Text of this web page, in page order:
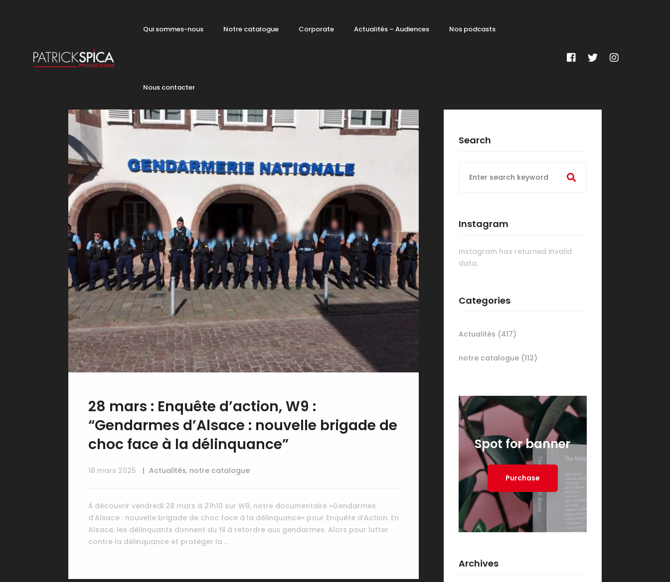
Qui sommes-nous Notre catalogue Corporate Actualités – Audiences Nos podcasts
Nous contacter
28 mars : Enquête d’action, W9 :
“Gendarmes d’Alsace : nouvelle brigade de
choc face à la délinquance”
18 mars 2025 Actualités, notre catalogue
À découvrir vendredi 28 mars à 21h10 sur W9, notre documentaire «Gendarmes
d’Alsace : nouvelle brigade de choc face à la délinquance» pour Enquête d’Action. En
Alsace, les délinquants donnent du fil à retordre aux gendarmes. Alors pour lutter
contre la délinquance et protéger la …
Search
for:
Instagram
Instagram has returned invalid
data.
Categories
Actualités (417)
notre catalogue (112)
Spot for banner
Purchase
Archives